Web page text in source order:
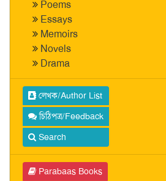
Poems
Essays
Memoirs
Novels
Drama
লেখক/Author List
চিঠিপত্র/Feedback
Search
Parabaas Books